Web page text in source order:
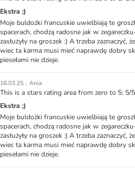
Ekstra ;)
Moje buldożki francuskie uwielbiają te
spacerach, chodzą radosne jak w
zasłużyły na groszek :) A trzeba zaznaczyć,
wiec ta karma musi mieć naprawdę dobry
piesełami nie dzieje.
16.03.25 | Ania
This is a stars rating area from zero to 5: 5/5
Ekstra ;)
Moje buldożki francuskie uwielbiają te
spacerach, chodzą radosne jak w
zasłużyły na groszek :) A trzeba zaznaczyć,
wiec ta karma musi mieć naprawdę dobry
piesełami nie dzieje.